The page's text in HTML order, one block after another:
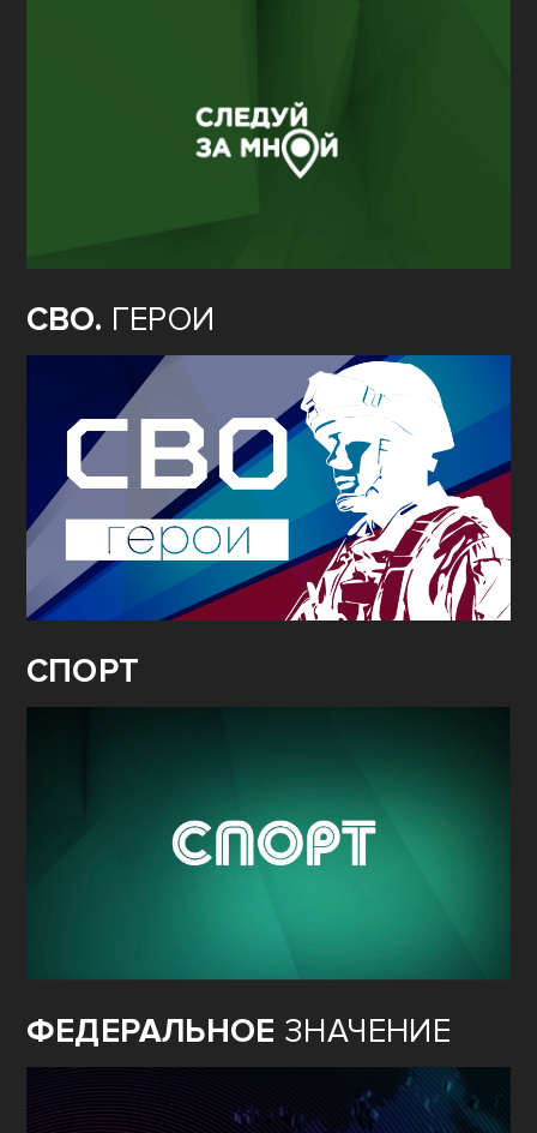
СВО. ГЕРОИ
СПОРТ
ФЕДЕРАЛЬНОЕ ЗНАЧЕНИЕ